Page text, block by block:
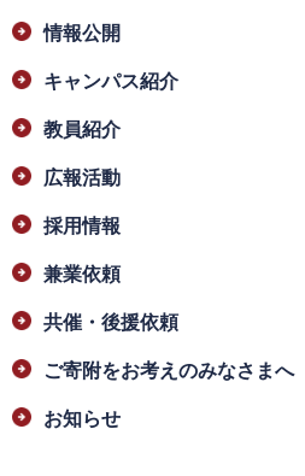
情報公開
キャンパス紹介
教員紹介
広報活動
採用情報
兼業依頼
​共催・後援依頼
ご寄附をお考えのみなさまへ
お知らせ